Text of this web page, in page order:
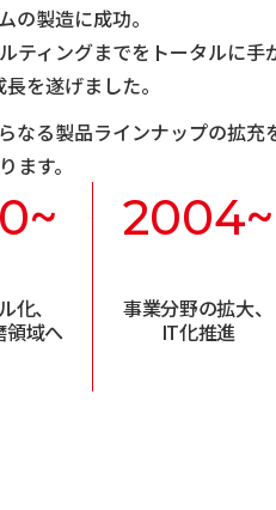
の製造に成功。
ティングまでをトータルに手
を遂げました。
なる製品ラインナップの拡充
す。
化、
領域へ
2004~
事業分野の拡大、
IT化推進